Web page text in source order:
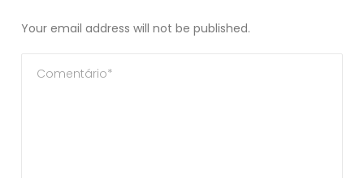
Your email address will not be published.